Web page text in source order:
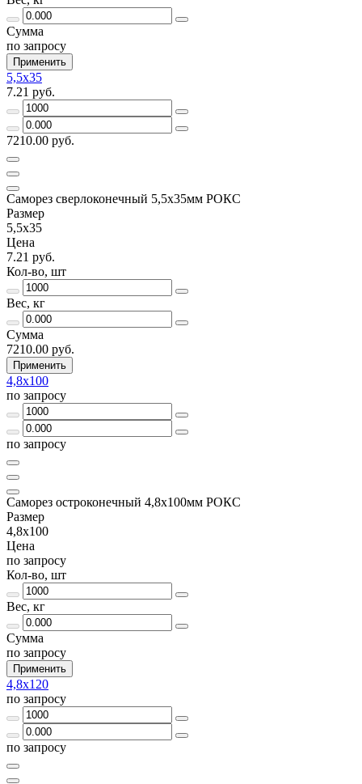
Сумма
по запросу
Применить
5,5х35
7.21 руб.
7210.00 руб.
Саморез сверлоконечный 5,5х35мм РОКС
Размер
5,5х35
Цена
7.21 руб.
Кол-во, шт
Вес, кг
Сумма
7210.00 руб.
Применить
4,8х100
по запросу
по запросу
Саморез остроконечный 4,8х100мм РОКС
Размер
4,8х100
Цена
по запросу
Кол-во, шт
Вес, кг
Сумма
по запросу
Применить
4,8х120
по запросу
по запросу